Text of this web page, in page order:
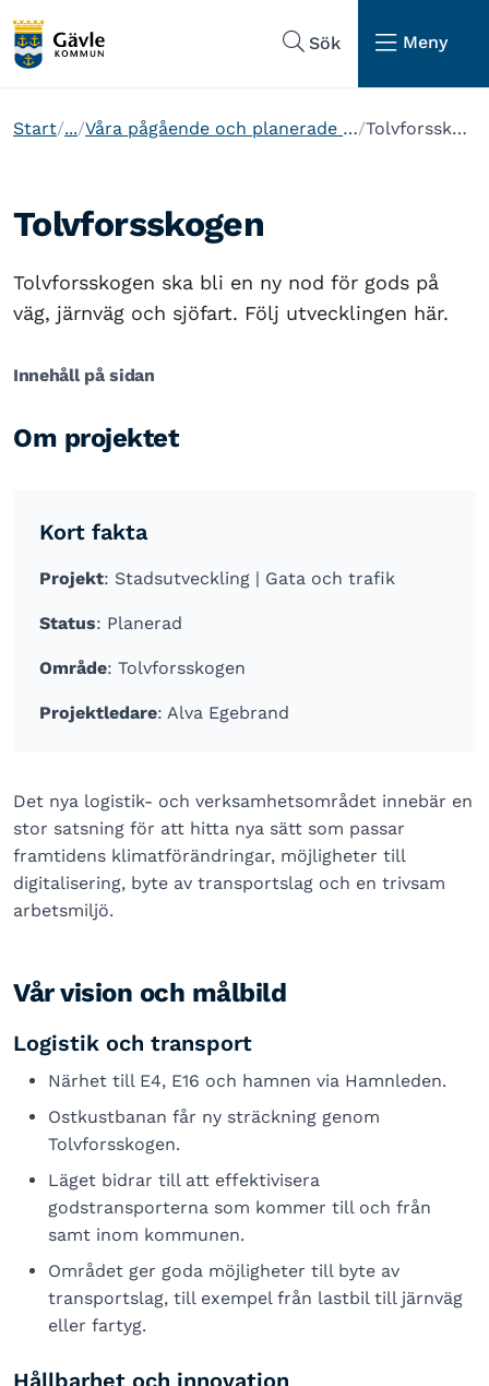
Sök
Meny
Start ... Våra pågående och planerade projekt Tolvforsskogen
Tolvforsskogen
Tolvforsskogen ska bli en ny nod för gods på
väg, järnväg och sjöfart. Följ utvecklingen här.
Innehåll på sidan
Om projektet
Kort fakta
Projekt: Stadsutveckling | Gata och trafik
Status: Planerad
Område: Tolvforsskogen
Projektledare: Alva Egebrand
Det nya logistik- och verksamhetsområdet innebär en
stor satsning för att hitta nya sätt som passar
framtidens klimatförändringar, möjligheter till
digitalisering, byte av transportslag och en trivsam
arbetsmiljö.
Vår vision och målbild
Logistik och transport
Närhet till E4, E16 och hamnen via Hamnleden.
Ostkustbanan får ny sträckning genom
Tolvforsskogen.
Läget bidrar till att effektivisera
godstransporterna som kommer till och från
samt inom kommunen.
Området ger goda möjligheter till byte av
transportslag, till exempel från lastbil till järnväg
eller fartyg.
Hållbarhet och innovation